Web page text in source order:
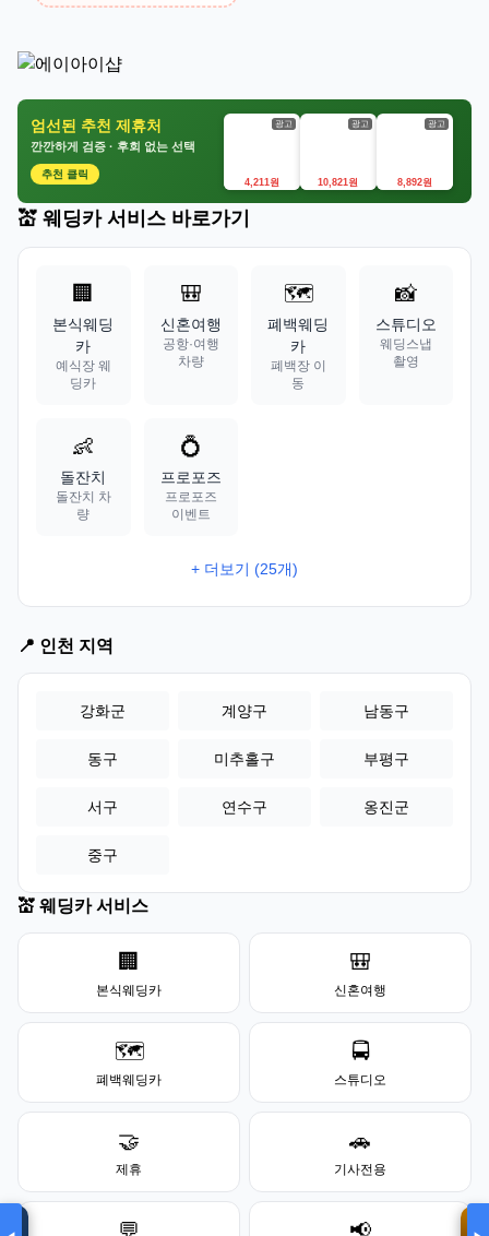
엄선된 추천 제휴처
깐깐하게 검증 · 후회 없는 선택
추천 클릭
광고
4,211원
광고
10,821원
광고
8,892원
💒 웨딩카 서비스 바로가기
🏢
본식웨딩
카
예식장 웨
딩카
🎒
신혼여행
공항·여행
차량
🗺️
폐백웨딩
카
폐백장 이
동
📸
스튜디오
웨딩스냅
촬영
👶
돌잔치
돌잔치 차
량
💍
프로포즈
프로포즈
이벤트
+ 더보기 (25개)
📍 인천 지역
강화군 계양구 남동구
동구 미추홀구 부평구
서구 연수구 옹진군
중구
💒 웨딩카 서비스
🏢
본식웨딩카
🎒
신혼여행
🗺️
폐백웨딩카
🚍
스튜디오
🤝
제휴
🚗
기사전용
💬 📢